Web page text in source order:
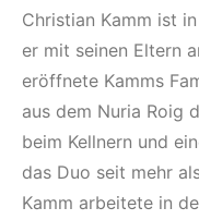
Christian Kamm ist
er mit seinen Eltern
eröffnete Kamms
aus dem Nuria Roig
beim Kellnern und
das Duo seit mehr
Kamm arbeitete in